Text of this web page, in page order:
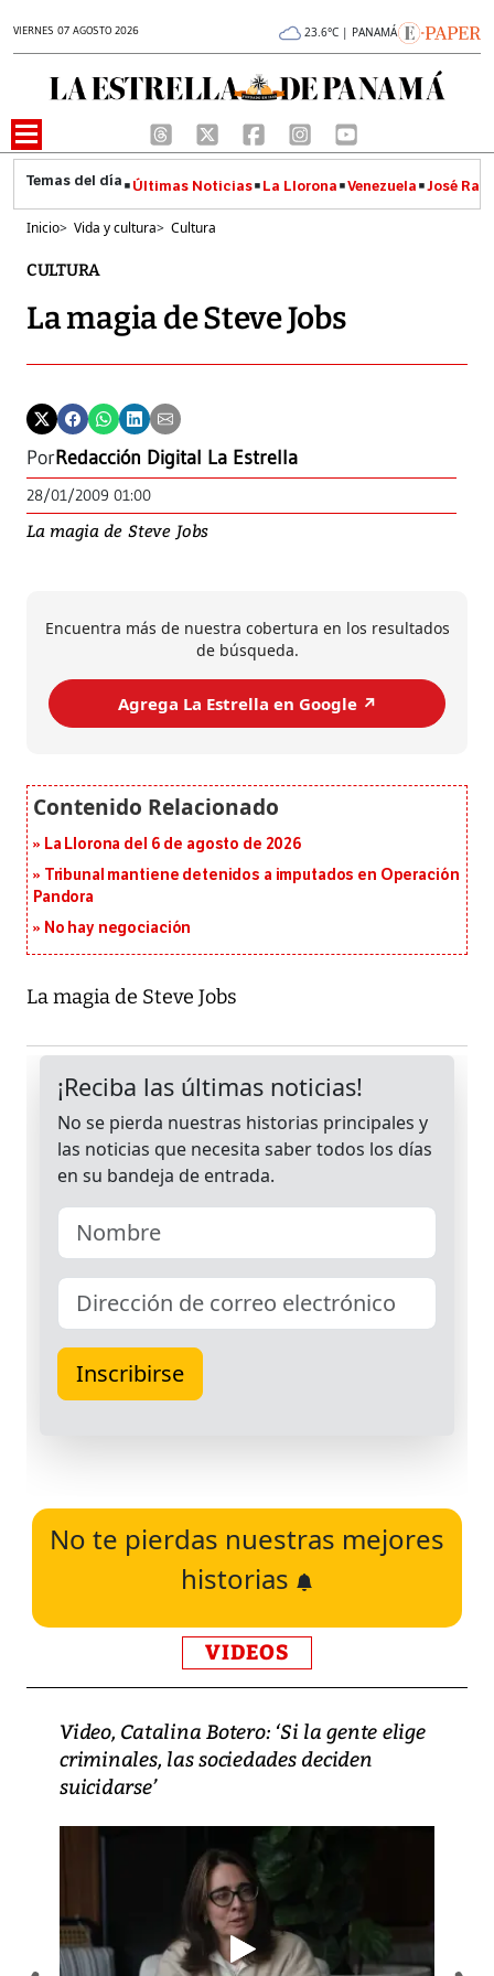
VIERNES 07 AGOSTO 2026 23.6°C | PANAMÁ
Últimas Noticias La Llorona Venezuela José
Inicio> Vida y cultura> Cultura
CULTURA
La magia de Steve Jobs
PorRedacción Digital La Estrella
28/01/2009 01:00
La magia de Steve Jobs
Encuentra más de nuestra cobertura en los resultados
de búsqueda.
Agrega La Estrella en Google ↗️
La Llorona del 6 de agosto de 2026
Tribunal mantiene detenidos a imputados en Operación
Pandora
No hay negociación
La magia de Steve Jobs
No te pierdas nuestras mejores
historias
VIDEOS
Video, Catalina Botero: ‘Si la gente elige
criminales, las sociedades deciden
suicidarse’